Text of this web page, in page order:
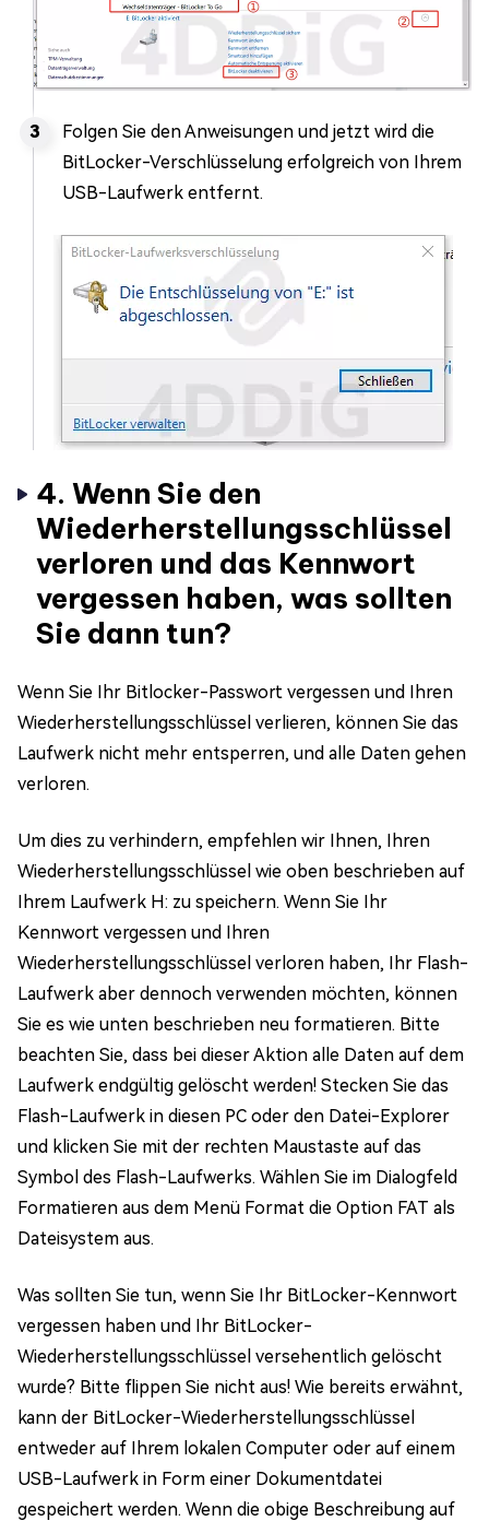
Folgen Sie den Anweisungen und jetzt wird die
BitLocker-Verschlüsselung erfolgreich von Ihrem
USB-Laufwerk entfernt.
4. Wenn Sie den
Wiederherstellungsschlüssel
verloren und das Kennwort
vergessen haben, was sollten
Sie dann tun?
Wenn Sie Ihr Bitlocker-Passwort vergessen und Ihren
Wiederherstellungsschlüssel verlieren, können Sie das
Laufwerk nicht mehr entsperren, und alle Daten gehen
verloren.
Um dies zu verhindern, empfehlen wir Ihnen, Ihren
Wiederherstellungsschlüssel wie oben beschrieben auf
Ihrem Laufwerk H: zu speichern. Wenn Sie Ihr
Kennwort vergessen und Ihren
Wiederherstellungsschlüssel verloren haben, Ihr Flash-
Laufwerk aber dennoch verwenden möchten, können
Sie es wie unten beschrieben neu formatieren. Bitte
beachten Sie, dass bei dieser Aktion alle Daten auf dem
Laufwerk endgültig gelöscht werden! Stecken Sie das
Flash-Laufwerk in diesen PC oder den Datei-Explorer
und klicken Sie mit der rechten Maustaste auf das
Symbol des Flash-Laufwerks. Wählen Sie im Dialogfeld
Formatieren aus dem Menü Format die Option FAT als
Dateisystem aus.
Was sollten Sie tun, wenn Sie Ihr BitLocker-Kennwort
vergessen haben und Ihr BitLocker-
Wiederherstellungsschlüssel versehentlich gelöscht
wurde? Bitte flippen Sie nicht aus! Wie bereits erwähnt,
kann der BitLocker-Wiederherstellungsschlüssel
entweder auf Ihrem lokalen Computer oder auf einem
USB-Laufwerk in Form einer Dokumentdatei
gespeichert werden. Wenn die obige Beschreibung auf